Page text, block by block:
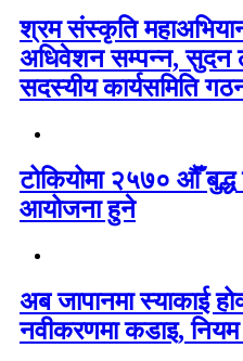
श्रम संस्कृति
अधिवेशन सम्पन्न, सुदन
सदस्यीय कार्यसमिति
टोकियोमा २५७० औँ बुद्ध
आयोजना हुने
अब जापानमा स्याकाई
नवीकरणमा कडाइ,